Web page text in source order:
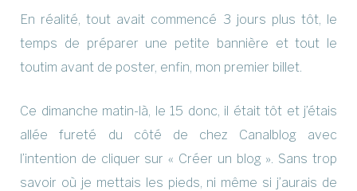
En réalité, tout avait commencé 3 jours plus tôt, le
temps de préparer une petite bannière et tout le
toutim avant de poster, enfin, mon premier billet.
Ce dimanche matin-là, le 15 donc, il était tôt et j’étais
allée fureté du côté de chez Canalblog avec
l’intention de cliquer sur « Créer un blog ». Sans trop
savoir où je mettais les pieds, ni même si j’aurais de